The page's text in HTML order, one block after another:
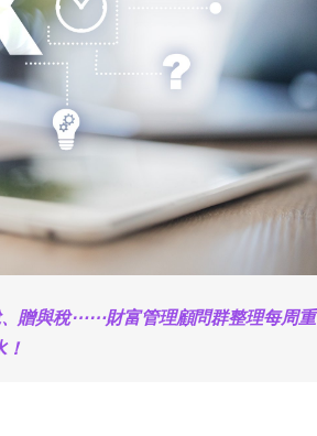
贈與稅⋯⋯財富管理顧問群整理每周重
！